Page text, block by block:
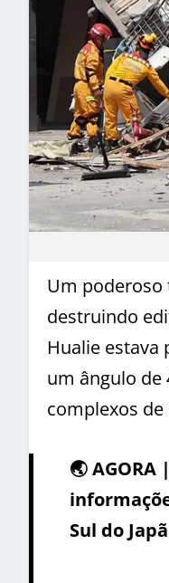
Um poderoso
destruindo
Hualie
um ângulo de
complexos
🌏
Sul do